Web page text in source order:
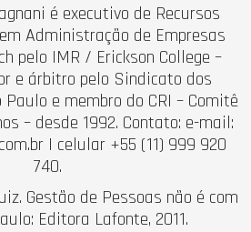
é executivo de Recursos
Administração de Empresas
pelo IMR / Erickson College –
e árbitro pelo Sindicato dos
e membro do CRI – Comitê
– desde 1992. Contato: e-mail:
| celular +55 (11) 999 920
740.
Gestão de Pessoas não é com
Editora Lafonte, 2011.